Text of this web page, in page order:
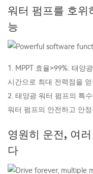
워터 펌프를 호위
능
1. MPPT 효율>99%: 태양
시간으로 최대 전력점을
2. 태양광 워터 펌프의 특
워터 펌프의 안전하고 안
영원히 운전, 여
다